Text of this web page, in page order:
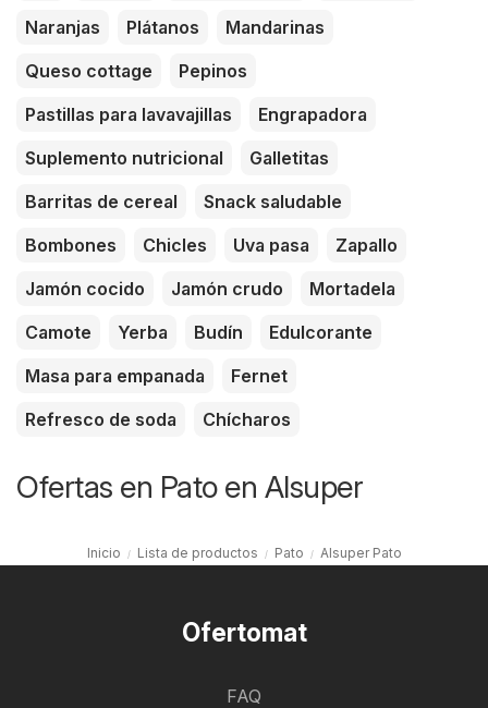
Naranjas
Plátanos
Mandarinas
Queso cottage
Pepinos
Pastillas para lavavajillas
Engrapadora
Suplemento nutricional
Galletitas
Barritas de cereal
Snack saludable
Bombones
Chicles Uva pasa
Zapallo
Jamón cocido
Jamón crudo
Mortadela
Camote
Yerba Budín
Edulcorante
Masa para empanada
Fernet
Refresco de soda
Chícharos
Ofertas en Pato en Alsuper
Inicio Lista de productos Pato Alsuper Pato
Ofertomat
FAQ